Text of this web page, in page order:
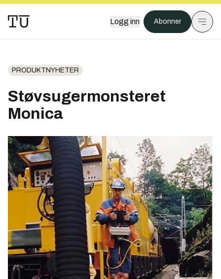
Logg inn Abonner
PRODUKTNYHETER
Støvsugermonsteret
Monica